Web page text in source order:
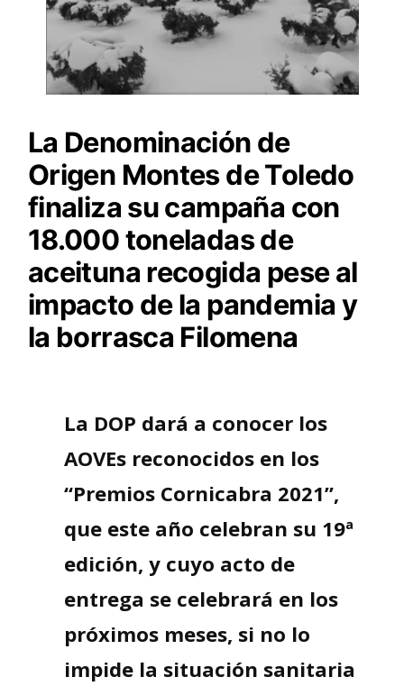
La Denominación de
Origen Montes de Toledo
finaliza su campaña con
18.000 toneladas de
aceituna recogida pese al
impacto de la pandemia y
la borrasca Filomena
La DOP dará a conocer los
AOVEs reconocidos en los
“Premios Cornicabra 2021”,
que este año celebran su 19ª
edición, y cuyo acto de
entrega se celebrará en los
próximos meses, si no lo
impide la situación sanitaria